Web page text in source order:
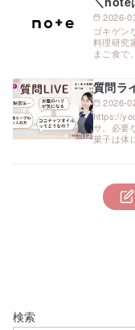
2026-
ゴキゲン
料理研究
まご食で
2026-
質問ラ
https://
サ。必要
菓子は体
検索